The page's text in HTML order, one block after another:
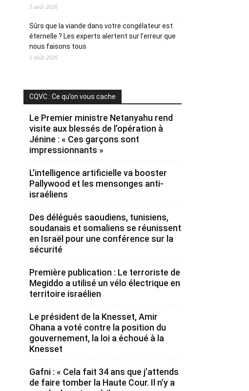
5 août 2026
Sûrs que la viande dans votre congélateur est
éternelle ? Les experts alertent sur l’erreur que
nous faisons tous
5 août 2026
CQVC : Ce qu’on vous cache
Le Premier ministre Netanyahu rend
visite aux blessés de l’opération à
Jénine : « Ces garçons sont
impressionnants »
L’intelligence artificielle va booster
Pallywood et les mensonges anti-
israéliens
Des délégués saoudiens, tunisiens,
soudanais et somaliens se réunissent
en Israël pour une conférence sur la
sécurité
Première publication : Le terroriste de
Megiddo a utilisé un vélo électrique en
territoire israélien
Le président de la Knesset, Amir
Ohana a voté contre la position du
gouvernement, la loi a échoué à la
Knesset
Gafni : « Cela fait 34 ans que j’attends
de faire tomber la Haute Cour. Il n’y a